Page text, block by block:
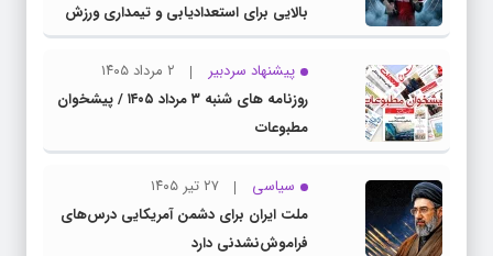
بالایی برای استعدادیابی و تیمداری ورزش
بانوان دارد
پیشنهاد سردبیر
۲ مرداد ۱۴۰۵
روزنامه های شنبه ۳ مرداد ۱۴۰۵ / پیشخوان
مطبوعات
سیاسی
۲۷ تیر ۱۴۰۵
ملت ایران برای دشمن آمریکایی درس‌های
فراموش‌نشدنی دارد